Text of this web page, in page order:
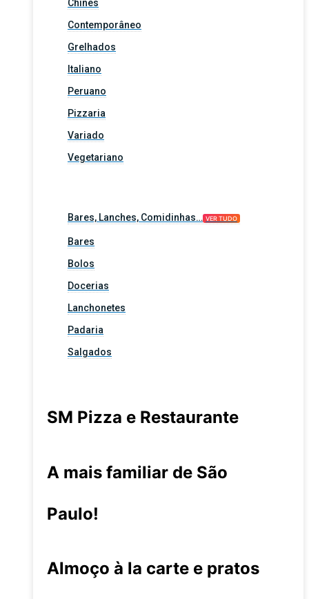
Chinês
Contemporâneo
Grelhados
Italiano
Peruano
Pizzaria
Variado
Vegetariano
Bares, Lanches, Comidinhas… VER TUDO
Bares
Bolos
Docerias
Lanchonetes
Padaria
Salgados
SM Pizza e Restaurante
A mais familiar de São
Paulo!
Almoço à la carte e pratos